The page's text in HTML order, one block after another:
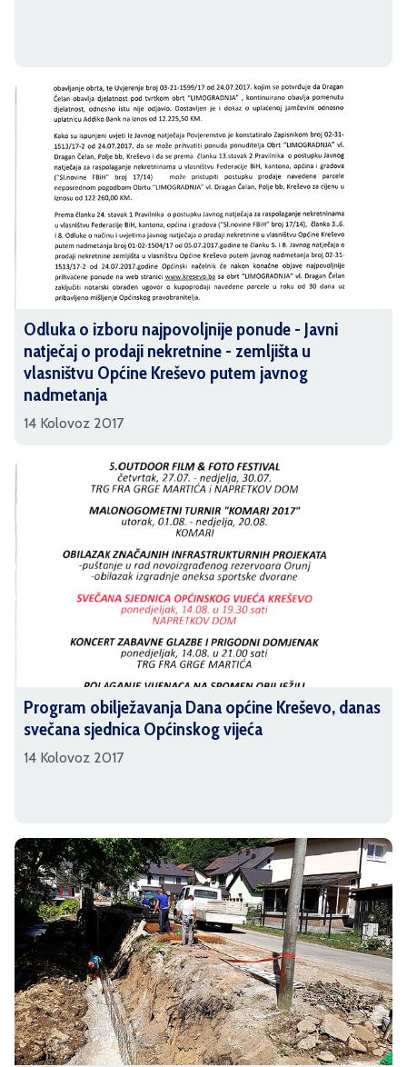
Odluka o izboru najpovoljnije ponude - Javni
natječaj o prodaji nekretnine - zemljišta u
vlasništvu Općine Kreševo putem javnog
nadmetanja
14 Kolovoz 2017
Program obilježavanja Dana općine Kreševo, danas
svečana sjednica Općinskog vijeća
14 Kolovoz 2017